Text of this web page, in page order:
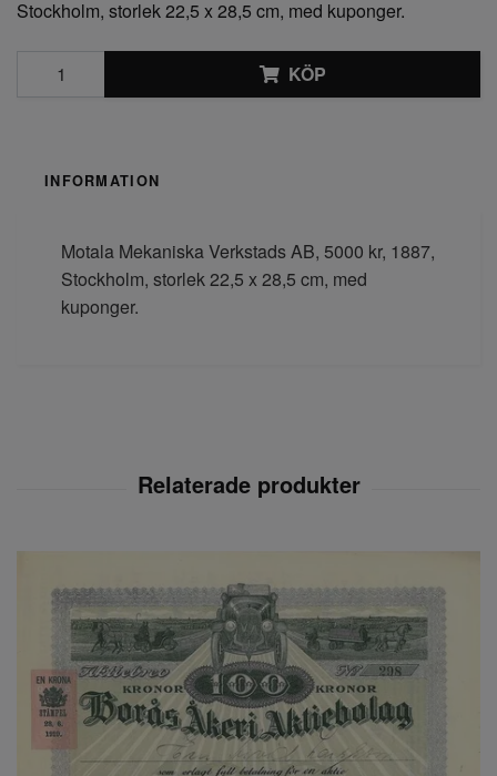
Stockholm, storlek 22,5 x 28,5 cm, med kuponger.
KÖP
INFORMATION
Motala Mekaniska Verkstads AB, 5000 kr, 1887,
Stockholm, storlek 22,5 x 28,5 cm, med
kuponger.